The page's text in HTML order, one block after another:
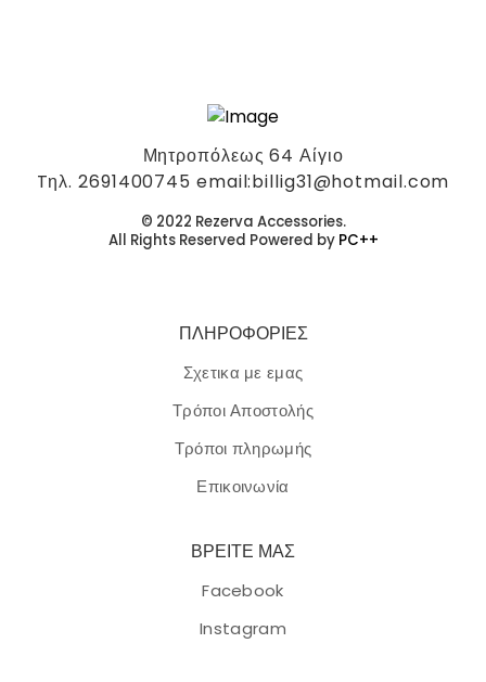
Μητροπόλεως 64 Αίγιο
Tηλ. 2691400745 email:billig31@hotmail.com
© 2022 Rezerva Accessories.
All Rights Reserved Powered by PC++
ΠΛΗΡΟΦΟΡΙΕΣ
Σχετικα με εμας
Τρόποι Αποστολής
Τρόποι πληρωμής
Επικοινωνία
ΒΡΕΙΤΕ ΜΑΣ
Facebook
Instagram